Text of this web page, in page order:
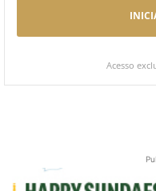
Acesso